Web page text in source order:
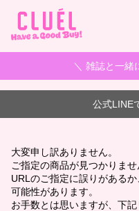
＼ 雑誌と一緒
公式LINE
大変申し訳ありません。
ご指定の商品が見つかりませ
URLのご指定に誤りがある
可能性があります。
お手数とは思いますが、下